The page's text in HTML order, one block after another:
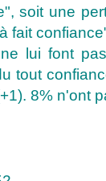
soit une
fait
lui font
tout
8% n'ont